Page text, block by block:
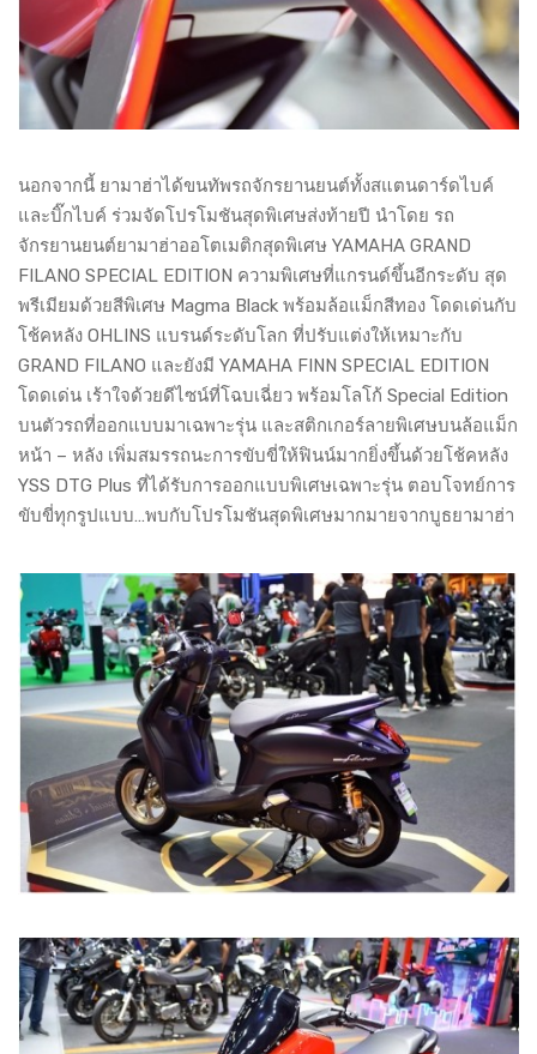
นอกจากนี้ ยามาฮ่าได้ขนทัพรถจักรยานยนต์ทั้งสแตนดาร์ดไบค์
และบิ๊กไบค์ ร่วมจัดโปรโมชันสุดพิเศษส่งท้ายปี นำโดย รถ
จักรยานยนต์ยามาฮ่าออโตเมติกสุดพิเศษ YAMAHA GRAND
FILANO SPECIAL EDITION ความพิเศษที่แกรนด์ขึ้นอีกระดับ สุด
พรีเมียมด้วยสีพิเศษ Magma Black พร้อมล้อแม็กสีทอง โดดเด่นกับ
โช้คหลัง OHLINS แบรนด์ระดับโลก ที่ปรับแต่งให้เหมาะกับ
GRAND FILANO และยังมี YAMAHA FINN SPECIAL EDITION
โดดเด่น เร้าใจด้วยดีไซน์ที่โฉบเฉี่ยว พร้อมโลโก้ Special Edition
บนตัวรถที่ออกแบบมาเฉพาะรุ่น และสติกเกอร์ลายพิเศษบนล้อแม็ก
หน้า – หลัง เพิ่มสมรรถนะการขับขี่ให้ฟินน์มากยิ่งขึ้นด้วยโช้คหลัง
YSS DTG Plus ที่ได้รับการออกแบบพิเศษเฉพาะรุ่น ตอบโจทย์การ
ขับขี่ทุกรูปแบบ…พบกับโปรโมชันสุดพิเศษมากมายจากบูธยามาฮ่า